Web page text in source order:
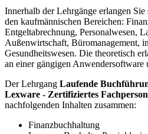
Innerhalb der Lehrgänge erlangen
den kaufmännischen Bereichen:
Entgeltabrechnung, Personalwesen,
Außenwirtschaft, Büromanagement,
Gesundheitswesen. Die theoretisch
an einer gängigen Anwendersoftware
Der Lehrgang Laufende
Lexware - Zertifiziertes
nachfolgenden Inhalten zusammen:
Finanzbuchhaltung